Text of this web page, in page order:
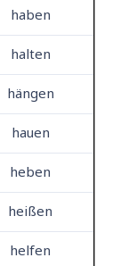
haben
halten
hängen
hauen
heben
heißen
helfen